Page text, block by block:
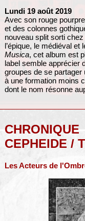
Lundi 19 août 2019
Avec son rouge
et des colonnes
nouveau split sorti chez
l’épique, le médiéval et
Musica, cet album est
label semble apprécier
groupes de se
à une formation moins
dont le nom résonne
CHRONIQUE
CEPHEIDE /
Les Acteurs de